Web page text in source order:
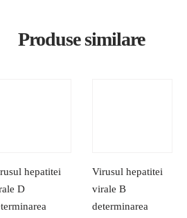
Produse similare
hepatitei
D
Virusul hepatitei
virale B
determinarea